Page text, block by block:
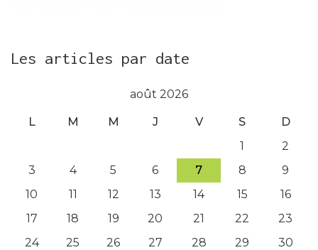
Les articles par date
août 2026
L M M J V S
D
1
2
3
4 5 6 7 8
9
10
11 12 13 14 15
16
17
18 19 20 21 22
23
24
25 26 27 28 29
30